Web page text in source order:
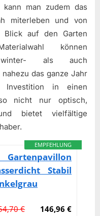
man zudem das
miterleben und von
Blick auf den Garten
können
winter- als auch
das ganze Jahr
Investition in einen
nicht nur optisch,
bietet vielfältige
EMPFEHLUNG
Gartenpavillon
Stabil
146,96 €
€